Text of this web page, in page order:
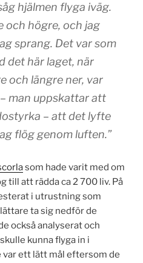
hjälmen flyga iväg.
och högre, och jag
sprang. Det var som
det här laget, när
och längre ner, var
man uppskattar att
– att det lyfte
flög genom luften.”
som hade varit med om
till att rädda ca 2 700 liv. På
i utrustning som
ta sig nedför de
också analyserat och
kunna flyga in i
ett lätt mål eftersom de